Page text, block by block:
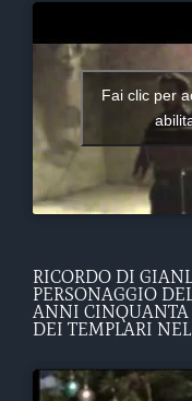
Fai clic per
RICORDO DI
PERSONAGGIO
ANNI CINQUANTA
DEI TEMPLARI